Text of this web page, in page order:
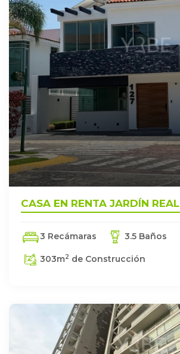
CASA EN RENTA JARDÍN REAL
3 Recámaras 3.5 Baños
303m2 de Construcción